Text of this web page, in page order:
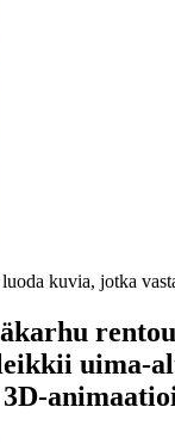
kuvia, jotka
uima-